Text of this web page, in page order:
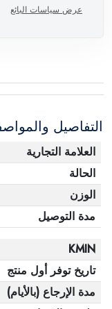
وفي عبواتها
عرض سياسات البائع
التفاصيل
العلامة التجارية
الحالة
الوزن
مدة التوصيل
KMIN
تاريخ توفر أول منتج
مدة الإرجاع (بالأيام)